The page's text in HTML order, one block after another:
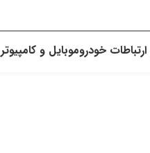
ارتباطات خودروموبایل و کامپیوتر